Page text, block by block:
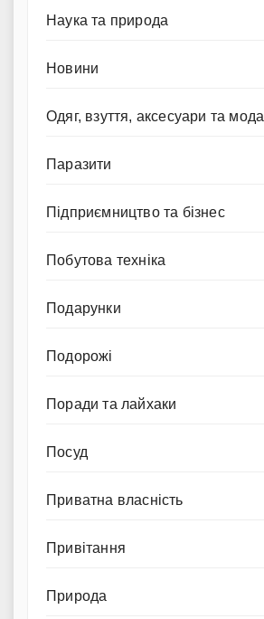
Наука та природа
Новини
Одяг, взуття, аксесуари та мода
Паразити
Підприємництво та бізнес
Побутова техніка
Подарунки
Подорожі
Поради та лайхаки
Посуд
Приватна власність
Привітання
Природа